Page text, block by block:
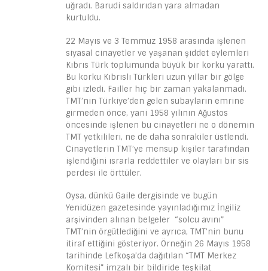
uğradı. Barudi saldırıdan yara almadan
kurtuldu.
22 Mayıs ve 3 Temmuz 1958 arasında işlenen
siyasal cinayetler ve yaşanan şiddet eylemleri
Kıbrıs Türk toplumunda büyük bir korku yarattı.
Bu korku Kıbrıslı Türkleri uzun yıllar bir gölge
gibi izledi. Failler hiç bir zaman yakalanmadı.
TMT’nin Türkiye’den gelen subayların emrine
girmeden önce, yani 1958 yılının Ağustos
öncesinde işlenen bu cinayetleri ne o dönemin
TMT yetkilileri, ne de daha sonrakiler üstlendi.
Cinayetlerin TMT’ye mensup kişiler tarafından
işlendiğini ısrarla reddettiler ve olayları bir sis
perdesi ile örttüler.
Oysa, dünkü Gaile dergisinde ve bugün
Yenidüzen gazetesinde yayınladığımız İngiliz
arşivinden alınan belgeler “solcu avını”
TMT’nin örgütlediğini ve ayrıca, TMT’nin bunu
itiraf ettiğini gösteriyor. Örneğin 26 Mayıs 1958
tarihinde Lefkoşa’da dağıtılan “TMT Merkez
Komitesi” imzalı bir bildiride teşkilat